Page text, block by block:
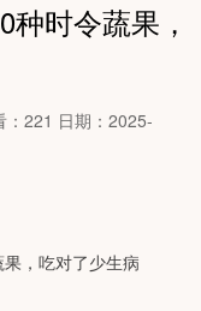
时令蔬果，
：221 日期：2025-